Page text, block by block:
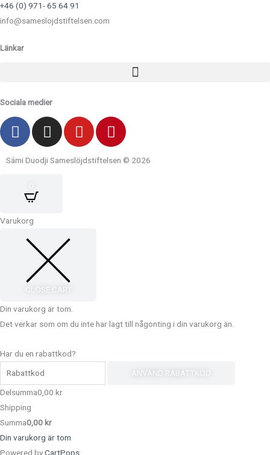
+46 (0) 971- 65 64 91
info@sameslojdstiftelsen.com
Länkar
Sociala medier
F
a
c
e
o
k
I
n
s
t
m
Y
o
u
t
P
i
t
Sámi Duodji Sameslöjdstiftelsen © 2026
Varukorg
CLOSE CART
Din varukorg är tom.
Det verkar som om du inte har lagt till någonting i din varukorg än.
Har du en rabattkod?
ANVÄND RABATTKOD
Delsumma0,00 kr
Shipping
Summa0,00 kr
Din varukorg är tom
Powered byCartPops